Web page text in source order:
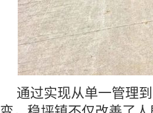
通过实现从单一管理